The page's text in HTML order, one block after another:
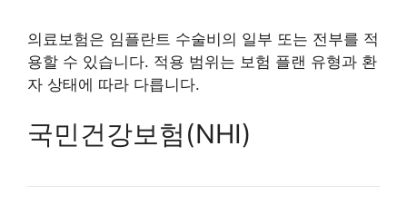
의료보험은 임플란트 수술비의 일부 또는 전부를 적
용할 수 있습니다. 적용 범위는 보험 플랜 유형과 환
자 상태에 따라 다릅니다.
국민건강보험(NHI)